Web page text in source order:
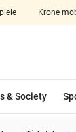
Krone
aufklappen
& Society